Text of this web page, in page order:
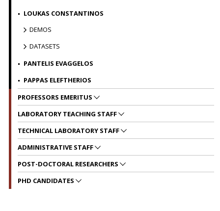
LOUKAS CONSTANTINOS
DEMOS
DATASETS
PANTELIS EVAGGELOS
PAPPAS ELEFTHERIOS
PROFESSORS EMERITUS
LABORATORY TEACHING STAFF
TECHNICAL LABORATORY STAFF
ADMINISTRATIVE STAFF
POST-DOCTORAL RESEARCHERS
PHD CANDIDATES